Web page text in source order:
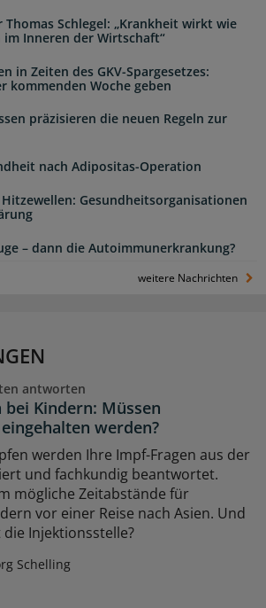
Schlegel: „Krankheit wirkt wie
im Inneren der Wirtschaft“
in Zeiten des GKV-Spargesetzes:
kommenden Woche geben
präzisieren die neuen Regeln zur
nach Adipositas-Operation
Gesundheitsorganisationen
– dann die Autoimmunerkrankung?
weitere Nachrichten
antworten
Kindern: Müssen
werden?
werden Ihre Impf-Fragen aus der
und fachkundig beantwortet.
mögliche Zeitabstände für
vor einer Reise nach Asien. Und
Injektionsstelle?
Schelling